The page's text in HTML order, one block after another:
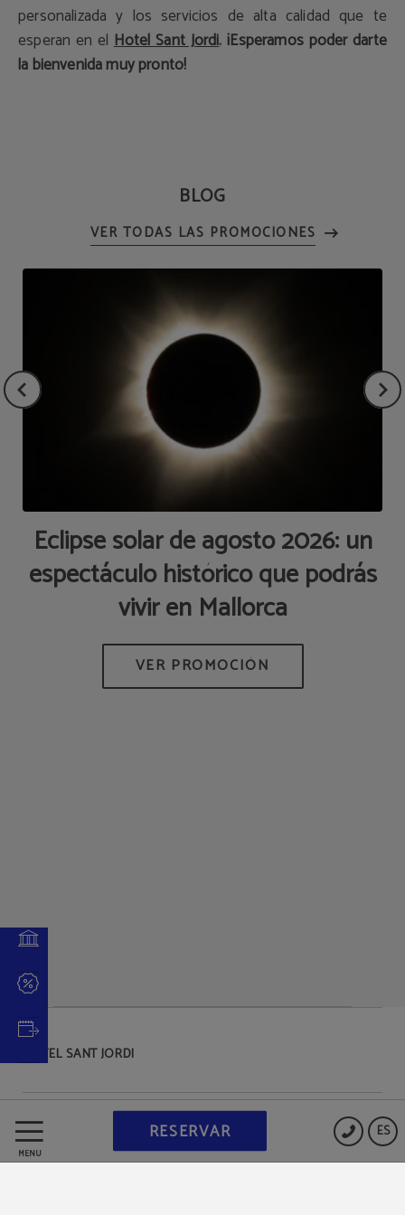
MENÚ
ES
RESERVAR
personalizada y los servicios de alta calidad que te
esperan en el Hotel Sant Jordi. ¡Esperamos poder darte
la bienvenida muy pronto!
BLOG
Eclipse solar de agosto 2026: un
espectáculo histórico que podrás
vivir en Mallorca
HOTEL SANT JORDI
Protección de datos